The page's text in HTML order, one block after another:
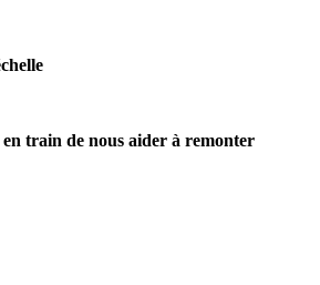
en train de nous aider à remonter